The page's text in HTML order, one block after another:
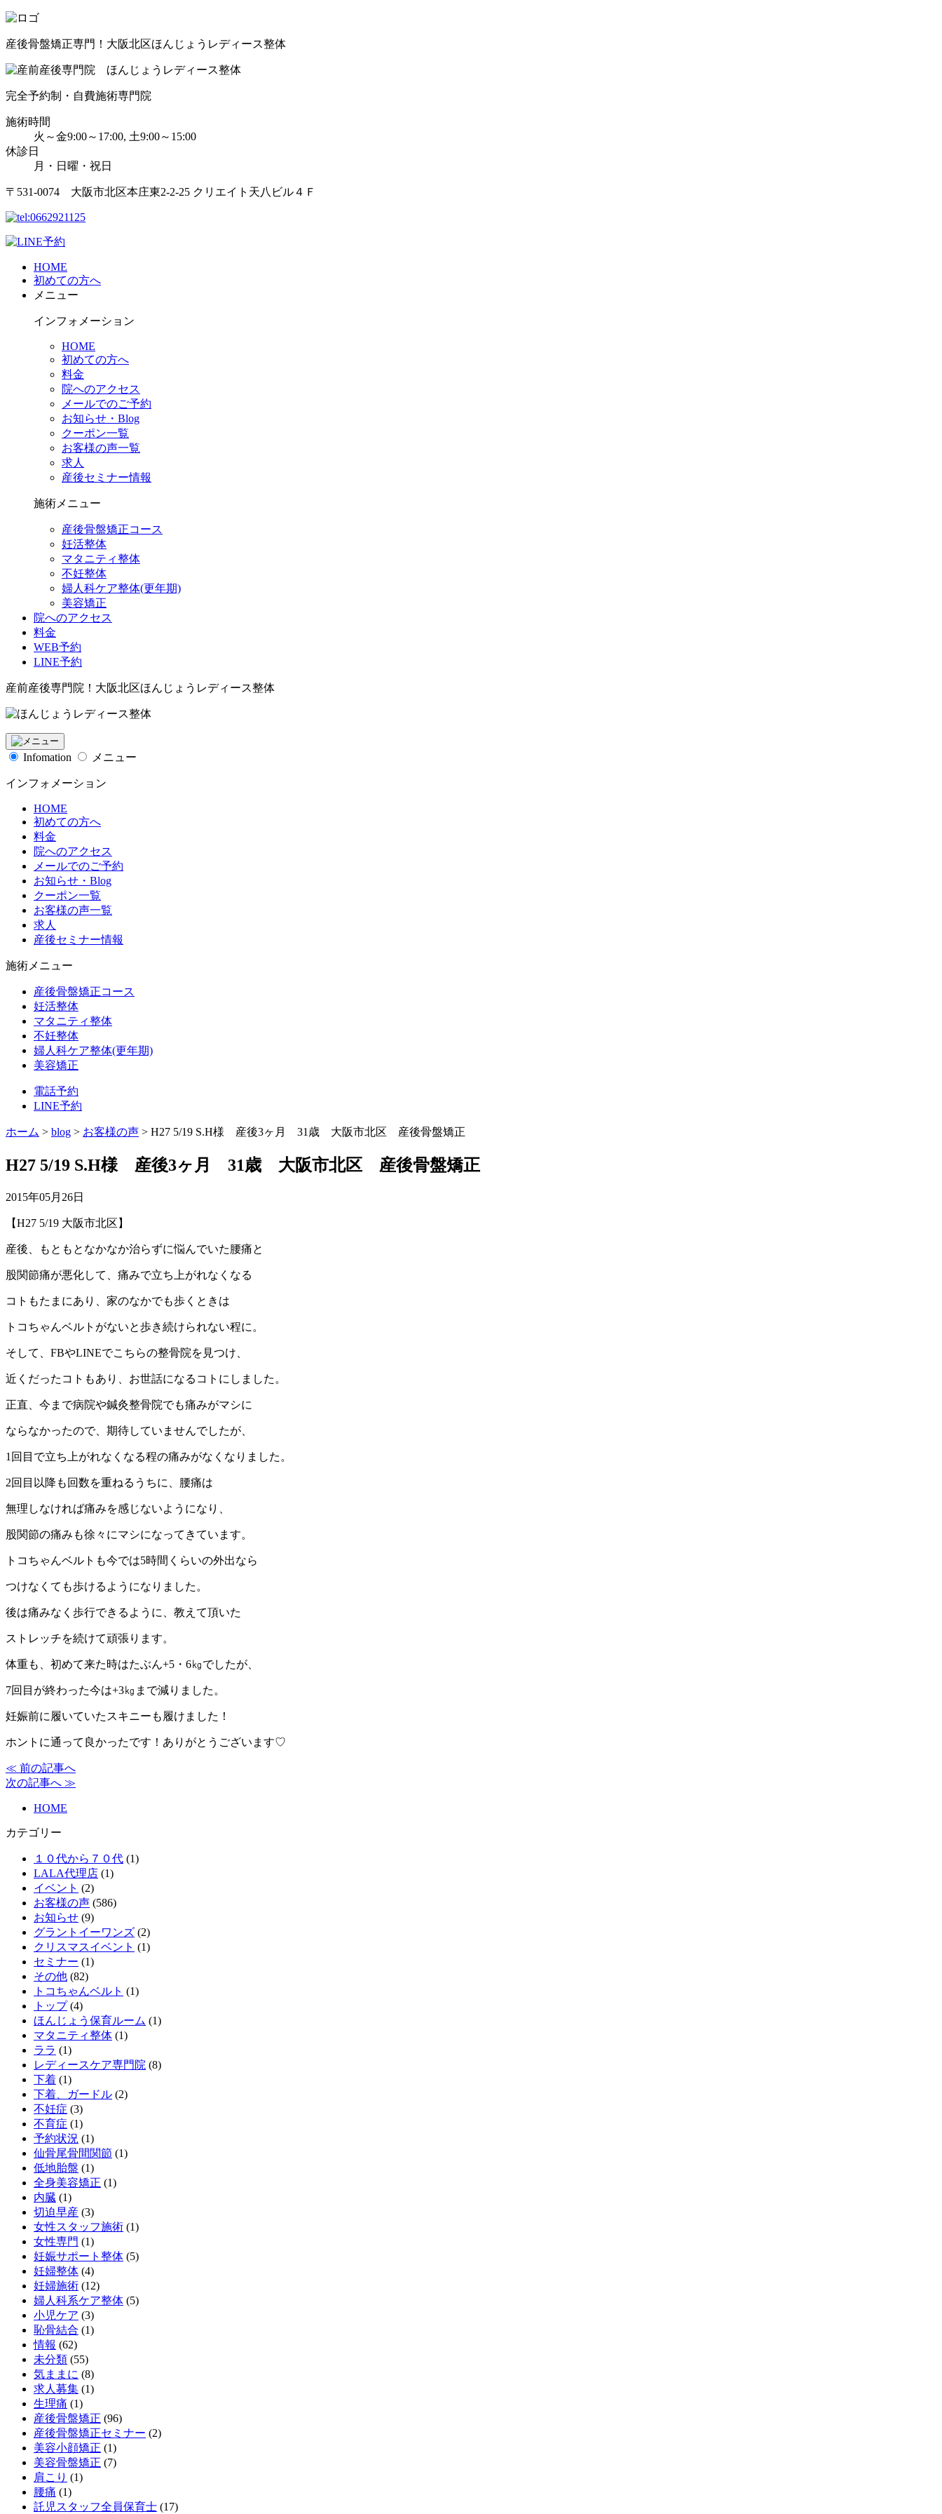
産後骨盤矯正専門！大阪北区ほんじょうレディース整体
完全予約制・自費施術専門院
施術時間
火～金9:00～17:00, 土9:00～15:00
休診日
月・日曜・祝日
〒531-0074 大阪市北区本庄東2-2-25 クリエイト天八ビル４Ｆ
HOME
初めての方へ
メニュー
インフォメーション
HOME
初めての方へ
料金
院へのアクセス
メールでのご予約
お知らせ・Blog
クーポン一覧
お客様の声一覧
求人
産後セミナー情報
施術メニュー
産後骨盤矯正コース
妊活整体
マタニティ整体
不妊整体
婦人科ケア整体(更年期)
美容矯正
院へのアクセス
料金
WEB予約
LINE予約
産前産後専門院！大阪北区ほんじょうレディース整体
Infomation メニュー
インフォメーション
HOME
初めての方へ
料金
院へのアクセス
メールでのご予約
お知らせ・Blog
クーポン一覧
お客様の声一覧
求人
産後セミナー情報
施術メニュー
産後骨盤矯正コース
妊活整体
マタニティ整体
不妊整体
婦人科ケア整体(更年期)
美容矯正
電話予約
LINE予約
ホーム > blog > お客様の声 > H27 5/19 S.H様 産後3ヶ月 31歳 大阪市北区 産後骨盤矯正
H27 5/19 S.H様 産後3ヶ月 31歳 大阪市北区 産後骨盤矯正
2015年05月26日
【H27 5/19 大阪市北区】
産後、もともとなかなか治らずに悩んでいた腰痛と
股関節痛が悪化して、痛みで立ち上がれなくなる
コトもたまにあり、家のなかでも歩くときは
トコちゃんベルトがないと歩き続けられない程に。
そして、FBやLINEでこちらの整骨院を見つけ、
近くだったコトもあり、お世話になるコトにしました。
正直、今まで病院や鍼灸整骨院でも痛みがマシに
ならなかったので、期待していませんでしたが、
1回目で立ち上がれなくなる程の痛みがなくなりました。
2回目以降も回数を重ねるうちに、腰痛は
無理しなければ痛みを感じないようになり、
股関節の痛みも徐々にマシになってきています。
トコちゃんベルトも今では5時間くらいの外出なら
つけなくても歩けるようになりました。
後は痛みなく歩行できるように、教えて頂いた
ストレッチを続けて頑張ります。
体重も、初めて来た時はたぶん+5・6㎏でしたが、
7回目が終わった今は+3㎏まで減りました。
妊娠前に履いていたスキニーも履けました！
ホントに通って良かったです！ありがとうございます♡
≪ 前の記事へ
次の記事へ ≫
HOME
カテゴリー
１０代から７０代 (1)
LALA代理店 (1)
イベント (2)
お客様の声 (586)
お知らせ (9)
グラントイーワンズ (2)
クリスマスイベント (1)
セミナー (1)
その他 (82)
トコちゃんベルト (1)
トップ(4)
ほんじょう保育ルーム (1)
マタニティ整体 (1)
ララ (1)
レディースケア専門院 (8)
下着 (1)
下着、ガードル (2)
不妊症 (3)
不育症 (1)
予約状況 (1)
仙骨尾骨間関節 (1)
低地胎盤 (1)
全身美容矯正 (1)
内臓 (1)
切迫早産 (3)
女性スタッフ施術 (1)
女性専門 (1)
妊娠サポート整体 (5)
妊婦整体 (4)
妊婦施術 (12)
婦人科系ケア整体 (5)
小児ケア (3)
恥骨結合 (1)
情報 (62)
未分類 (55)
気ままに (8)
求人募集 (1)
生理痛 (1)
産後骨盤矯正 (96)
産後骨盤矯正セミナー (2)
美容小顔矯正 (1)
美容骨盤矯正 (7)
肩こり (1)
腰痛 (1)
託児スタッフ全員保育士 (17)